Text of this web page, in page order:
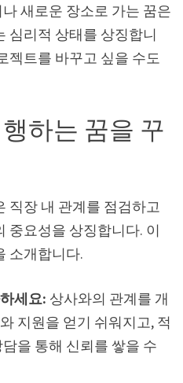
새로운 장소로 가는 꿈은
심리적 상태를 상징합니
젝트를 바꾸고 싶을 수도
하는 꿈을 꾸
직장 내 관계를 점검하고
중요성을 상징합니다. 이
소개합니다.
세요: 상사와의 관계를 개
지원을 얻기 쉬워지고, 적
을 통해 신뢰를 쌓을 수